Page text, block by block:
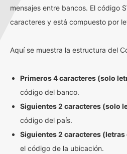
mensajes entre bancos. El código
caracteres y está compuesto por
Aquí se muestra la estructura del
Primeros 4 caracteres (solo
código del banco.
Siguientes 2 caracteres (solo
código del país.
Siguientes 2 caracteres
el código de la ubicación.